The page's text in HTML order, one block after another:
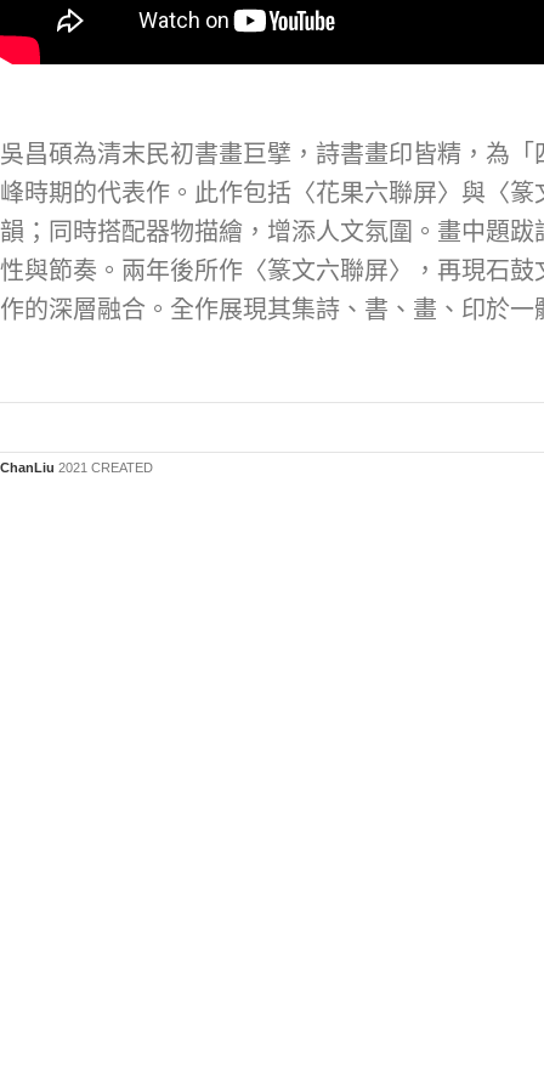
吳昌碩為清末民初書畫巨擘，詩書畫印皆精，為
峰時期的代表作。此作包括〈花果六聯屏〉與〈
韻；同時搭配器物描繪，增添人文氛圍。畫中題
性與節奏。兩年後所作〈篆文六聯屏〉，再現石
作的深層融合。全作展現其集詩、書、畫、印於
ChanLiu 2021 CREATED